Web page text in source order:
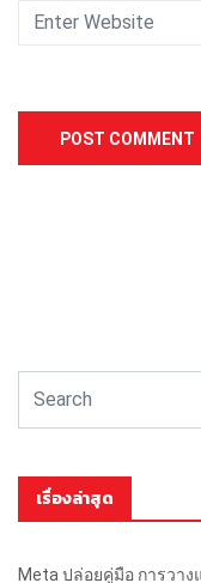
เรื่องล่าสุด
Meta ปล่อยคู่มือ การวา